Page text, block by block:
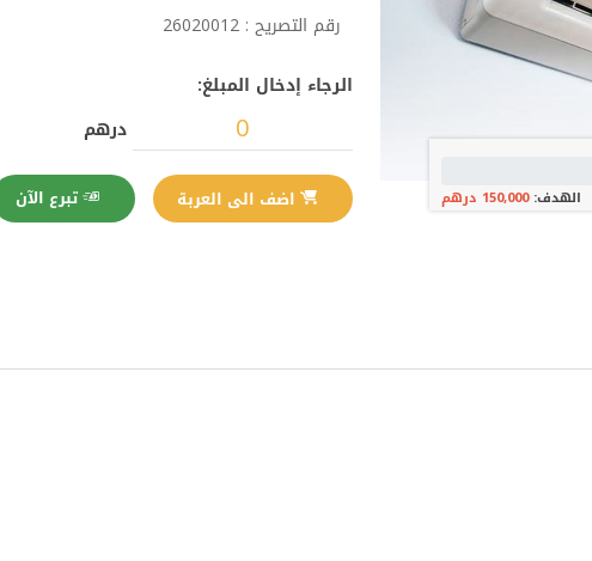
الهدف:150,000 درهم
رقم التصريح : 26020012
الرجاء إدخال المبلغ:
درهم
تبرع الآن